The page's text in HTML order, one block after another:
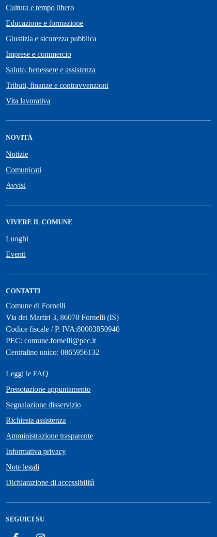
Cultura e tempo libero
Educazione e formazione
Giustizia e sicurezza pubblica
Imprese e commercio
Salute, benessere e assistenza
Tributi, finanze e contravvenzioni
Vita lavorativa
NOVITÀ
Notizie
Comunicati
Avvisi
VIVERE IL COMUNE
Luoghi
Eventi
CONTATTI
Comune di Fornelli
Via dei Martiri 3, 86070 Fornelli (IS)
Codice fiscale / P. IVA:80003850940
PEC: comune.fornelli@pec.it
Centralino unico: 0865956132
Leggi le FAQ
Prenotazione appuntamento
Segnalazione disservizio
Richiesta assistenza
Amministrazione trasparente
Informativa privacy
Note legali
Dichiarazione di accessibilità
SEGUICI SU